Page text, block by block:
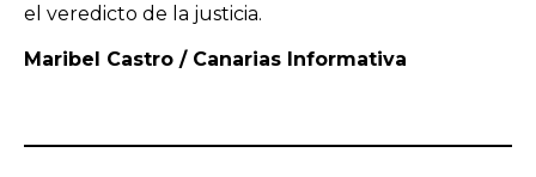
el veredicto de la justicia.
Maribel Castro / Canarias Informativa